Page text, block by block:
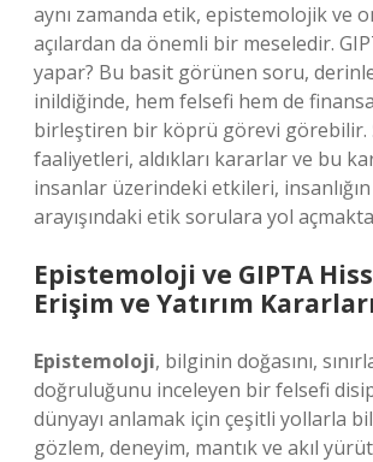
aynı zamanda etik, epistemolojik ve
açılardan da önemli bir meseledir.
yapar? Bu basit görünen soru,
inildiğinde, hem felsefi hem de
birleştiren bir köprü görevi görebilir.
faaliyetleri, aldıkları kararlar ve bu
insanlar üzerindeki etkileri,
arayışındaki etik sorulara yol
Epistemoloji ve GIPTA
Erişim ve Yatırım
Epistemoloji, bilginin doğasını,
doğruluğunu inceleyen bir felsefi
dünyayı anlamak için çeşitli yollarla
gözlem, deneyim, mantık ve akıl